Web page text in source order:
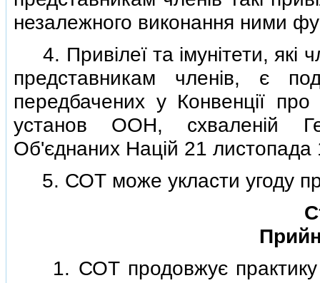
незалежного виконання ними
4. Привiлеї та iмунiтети, якi
представникам членiв, є
передбачених у Конвенцiї
установ ООН, схваленiй
Об'єднаних Нацiй 21 листопада
5. СОТ може укласти угоду
1. СОТ продовжує практику